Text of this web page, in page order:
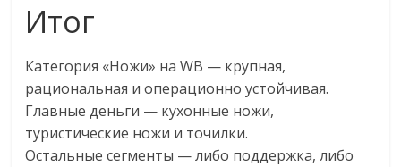
Итог
Категория «Ножи» на WB — крупная,
рациональная и операционно устойчивая.
Главные деньги — кухонные ножи,
туристические ножи и точилки.
Остальные сегменты — либо поддержка, либо